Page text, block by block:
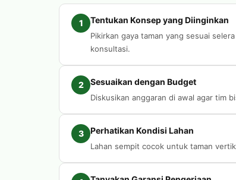
1 Tentukan Konsep yang Diinginkan
Pikirkan gaya taman yang sesuai
konsultasi.
2 Sesuaikan dengan Budget
Diskusikan anggaran di awal agar tim
3 Perhatikan Kondisi Lahan
Lahan sempit cocok untuk taman